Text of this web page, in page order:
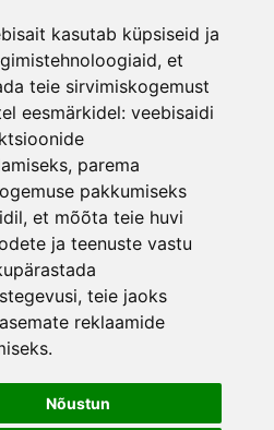
kasutab küpsiseid ja
et
teie sirvimiskogemust
eesmärkidel: veebisaidi
, parema
pakkumiseks
, et mõõta teie huvi
ja teenuste vastu
, teie jaoks
reklaamide
.
Nõustun